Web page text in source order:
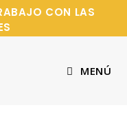
CON LAS
MENÚ